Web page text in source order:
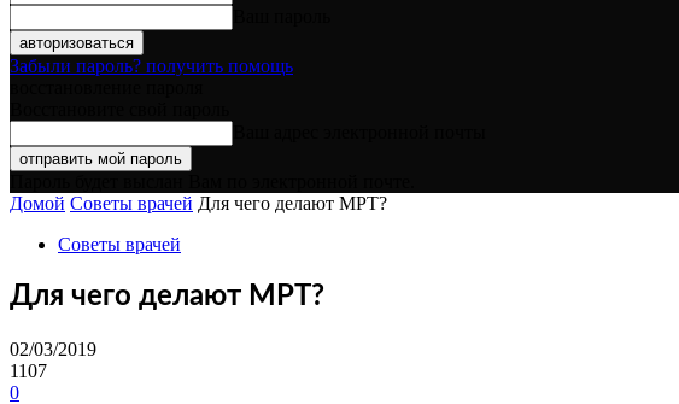
Забыли пароль? получить помощь
Домой Советы врачей Для чего делают МРТ?
Советы врачей
Для чего делают МРТ?
02/03/2019
1107
0